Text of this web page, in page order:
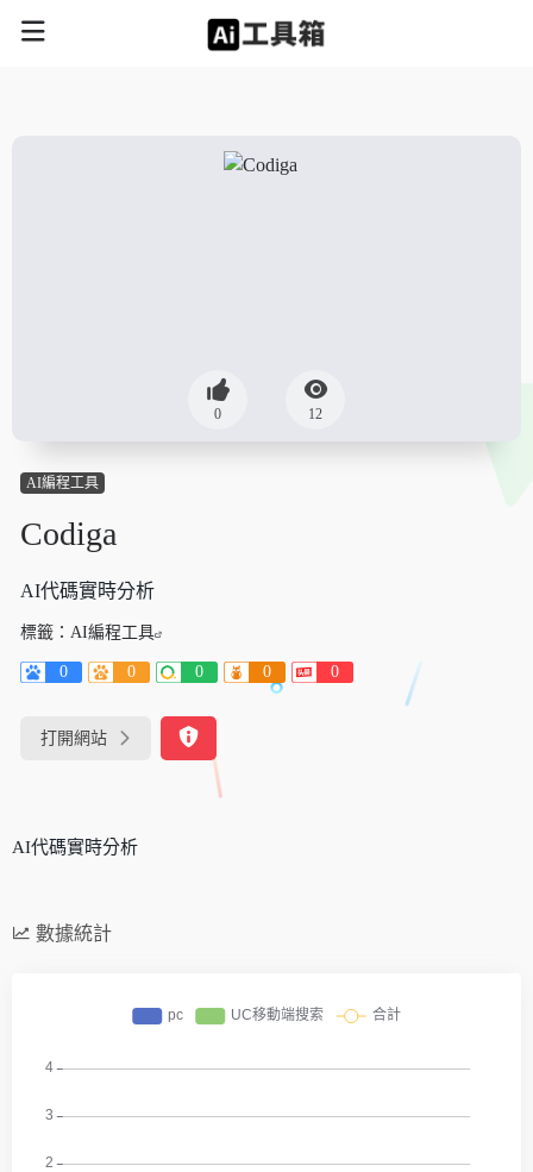
0 12
AI編程工具
Codiga
AI代碼實時分析
標籤： AI編程工具
0 0 0 0 0
打開網站
AI代碼實時分析
數據統計